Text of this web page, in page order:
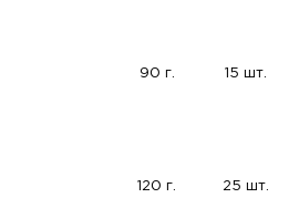
90 г. 15 шт.
120 г. 25 шт.